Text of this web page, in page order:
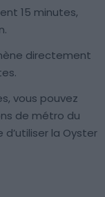
15 minutes,
directement
vous pouvez
de métro du
d’utiliser la Oyster